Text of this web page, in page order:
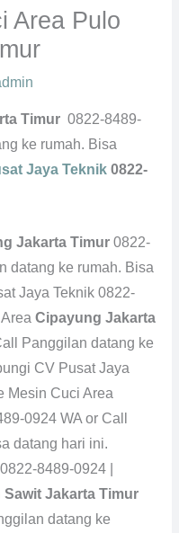
Area Pulo
Timur0822-8489-
ke rumah. Bisa
Jaya Teknik0822-
Jakarta Timur 0822-
datang ke rumah. Bisa
Jaya Teknik 0822-
Cipayung Jakarta
Panggilan datang ke
CV Pusat Jaya
Mesin Cuci Area
0924 WA or Call
datang hari ini.
8489-0924 |
Sawit Jakarta Timur
datang ke